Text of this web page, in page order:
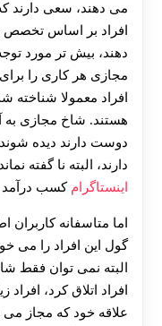
می دهند، سعی دارند
افراد بر اساس تخصص
دهند، بیش تر مورد
مجازی هر کاری را
افراد معمولا شناخته
هستند. شاخ مجازی به
دوست دارند دیده
دارند، البته نا گفته
اینستاگرام کسب
اما متاسفانه کاربران
گول این افراد را می
البته نمی توان فقط
افراد اتلاق کرد،
علاقه خود که مجاز می